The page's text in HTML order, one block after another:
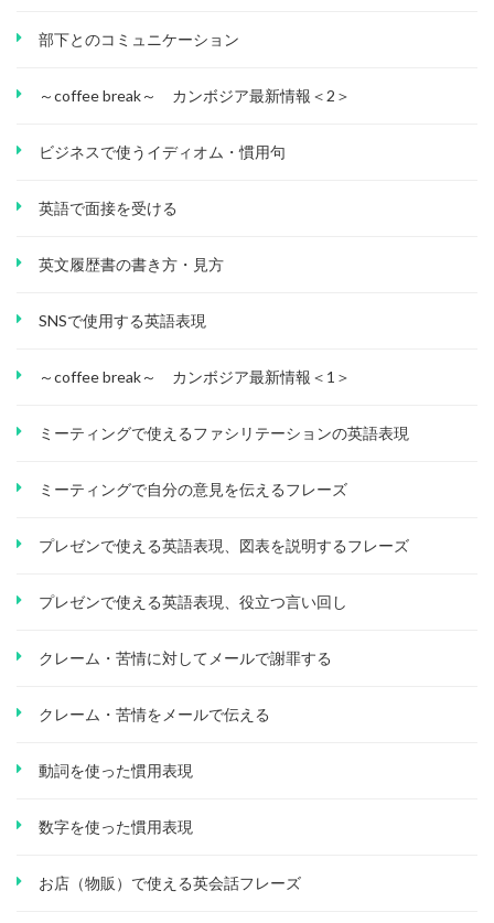
部下とのコミュニケーション
～coffee break～ カンボジア最新情報＜2＞
ビジネスで使うイディオム・慣用句
英語で面接を受ける
英文履歴書の書き方・見方
SNSで使用する英語表現
～coffee break～ カンボジア最新情報＜1＞
ミーティングで使えるファシリテーションの英語表現
ミーティングで自分の意見を伝えるフレーズ
プレゼンで使える英語表現、図表を説明するフレーズ
プレゼンで使える英語表現、役立つ言い回し
クレーム・苦情に対してメールで謝罪する
クレーム・苦情をメールで伝える
動詞を使った慣用表現
数字を使った慣用表現
お店（物販）で使える英会話フレーズ